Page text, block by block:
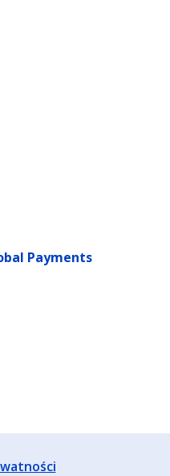
Payments